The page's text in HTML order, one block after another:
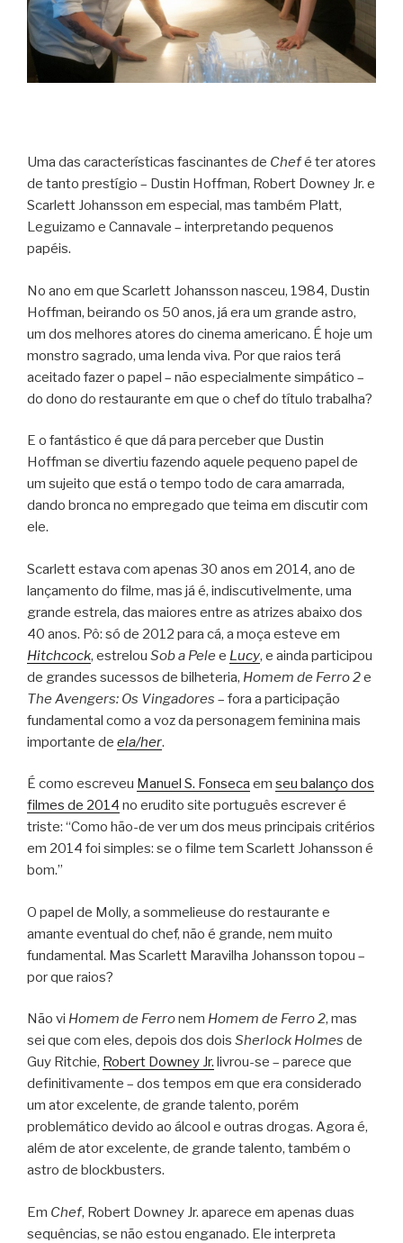
Uma das características fascinantes de Chefé ter atores
de tanto prestígio – Dustin Hoffman, Robert Downey Jr. e
Scarlett Johansson em especial, mas também Platt,
Leguizamo e Cannavale – interpretando pequenos
papéis.
No ano em que Scarlett Johansson nasceu, 1984, Dustin
Hoffman, beirando os 50 anos, já era um grande astro,
um dos melhores atores do cinema americano. É hoje um
monstro sagrado, uma lenda viva. Por que raios terá
aceitado fazer o papel – não especialmente simpático –
do dono do restaurante em que o chef do título trabalha?
E o fantástico é que dá para perceber que Dustin
Hoffman se divertiu fazendo aquele pequeno papel de
um sujeito que está o tempo todo de cara amarrada,
dando bronca no empregado que teima em discutir com
ele.
Scarlett estava com apenas 30 anos em 2014, ano de
lançamento do filme, mas já é, indiscutivelmente, uma
grande estrela, das maiores entre as atrizes abaixo dos
40 anos. Pô: só de 2012 para cá, a moça esteve em
Hitchcock, estrelou Sob a Pele e Lucy, e ainda participou
de grandes sucessos de bilheteria, Homem de Ferro 2e
The Avengers: Os Vingadores – fora a participação
fundamental como a voz da personagem feminina mais
importante de ela/her.
É como escreveu Manuel S. Fonseca em seu balanço dos
filmes de 2014 no erudito site português escrever é
triste: “Como hão-de ver um dos meus principais critérios
em 2014 foi simples: se o filme tem Scarlett Johansson é
bom.”
O papel de Molly, a sommelieuse do restaurante e
amante eventual do chef, não é grande, nem muito
fundamental. Mas Scarlett Maravilha Johansson topou –
por que raios?
Não vi Homem de Ferronem Homem de Ferro 2, mas
sei que com eles, depois dos dois Sherlock Holmes de
Guy Ritchie, Robert Downey Jr. livrou-se – parece que
definitivamente – dos tempos em que era considerado
um ator excelente, de grande talento, porém
problemático devido ao álcool e outras drogas. Agora é,
além de ator excelente, de grande talento, também o
astro de blockbusters.
Em Chef, Robert Downey Jr. aparece em apenas duas
sequências, se não estou enganado. Ele interpreta